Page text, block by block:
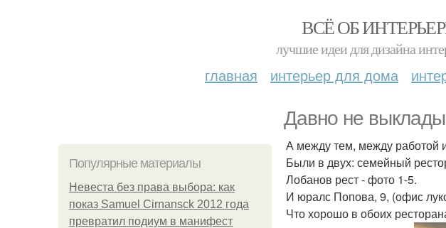
ВСЁ ОБ
лучшие идеи для дизайна
главная интерьер для дома
Давно не
Популярные материалы
Невеста без права выбора: как
показ Samuel Cirnansck 2012 года
превратил подиум в манифест
А между тем, между работой
Были в двух: семейный
Лобанов рест - фото 1-5.
И юралс Попова, 9, (офис
Что хорошо в обоих